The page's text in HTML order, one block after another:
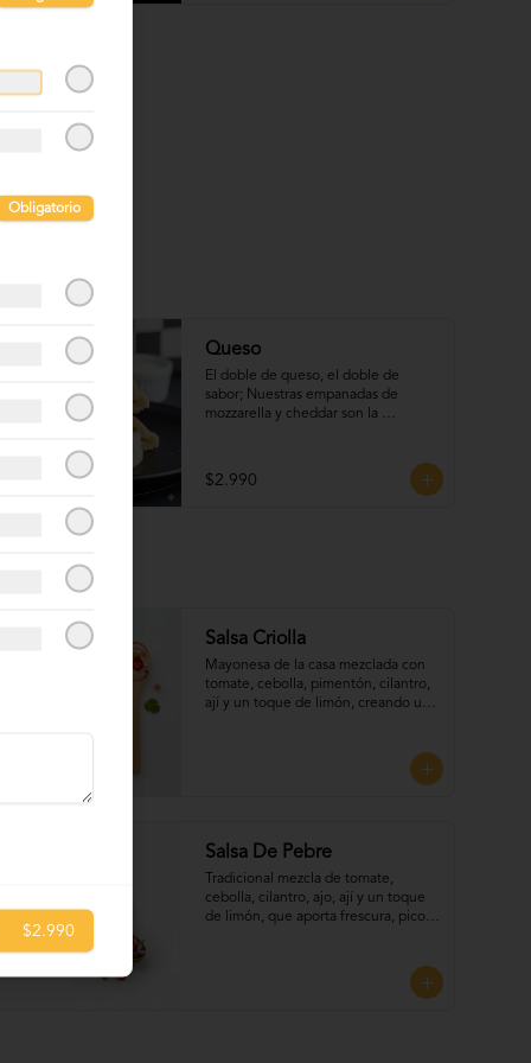
Queso
El doble de queso, el doble de
sabor; Nuestras empanadas de
mozzarella y cheddar son la
$2.990
Salsa Criolla
Mayonesa de la casa mezclada con
tomate, cebolla, pimentón, cilantro,
ají y un toque de limón, creando una
Salsa De Pebre
Tradicional mezcla de tomate,
cebolla, cilantro, ajo, ají y un toque
de limón, que aporta frescura, picor
Obligatorio
$2.990